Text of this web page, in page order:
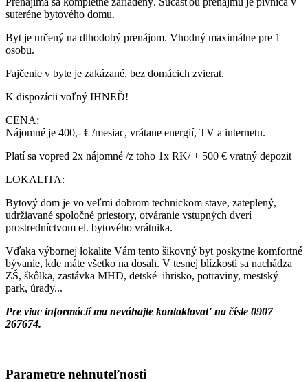
suteréne bytového domu.
Byt je určený na dlhodobý prenájom. Vhodný maximálne pre 1
osobu.
Fajčenie v byte je zakázané, bez domácich zvierat.
K dispozícii voľný IHNEĎ!
CENA:
Nájomné je 400,- € /mesiac, vrátane energií, TV a internetu.
Platí sa vopred 2x nájomné /z toho 1x RK/ + 500 € vratný depozit
LOKALITA:
Bytový dom je vo veľmi dobrom technickom stave, zateplený,
udržiavané spoločné priestory, otváranie vstupných dverí
prostredníctvom el. bytového vrátnika.
Vďaka výbornej lokalite Vám tento šikovný byt poskytne komfortné
bývanie, kde máte všetko na dosah. V tesnej blízkosti sa nachádza
ZŠ, škôlka, zastávka MHD, detské ihrisko, potraviny, mestský
park, úrady...
Pre viac informácií ma neváhajte kontaktovať na čísle 0907
267674.
Parametre nehnuteľnosti